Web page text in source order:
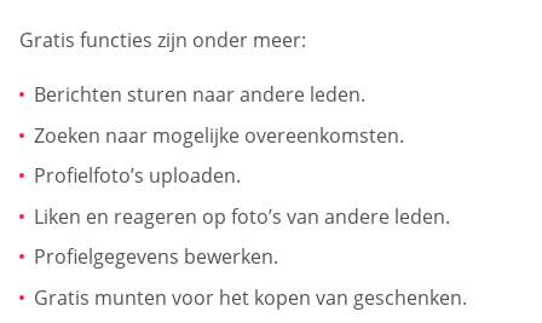
Gratis functies zijn onder meer:
Berichten sturen naar andere leden.
Zoeken naar mogelijke overeenkomsten.
Profielfoto’s uploaden.
Liken en reageren op foto’s van andere leden.
Profielgegevens bewerken.
Gratis munten voor het kopen van geschenken.